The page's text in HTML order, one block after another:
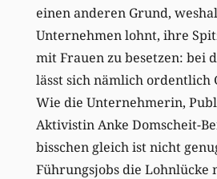
einen anderen Grund,
Unternehmen lohnt, ihre
mit Frauen zu besetzen: bei
lässt sich nämlich ordentlich
Wie die Unternehmerin,
Aktivistin Anke Domscheit-
bisschen gleich ist nicht
Führungsjobs die Lohnlücke